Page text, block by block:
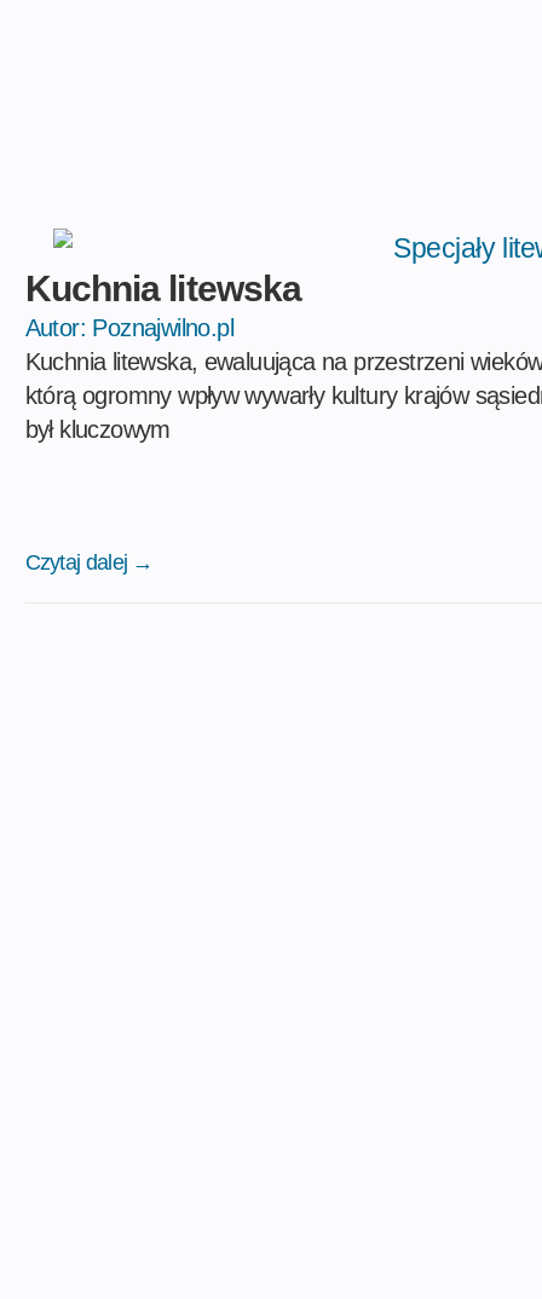
Kuchnia litewska
Autor: Poznajwilno.pl
Kuchnia litewska, ewaluująca na przestrzeni
którą ogromny wpływ wywarły kultury krajów
był kluczowym
Czytaj dalej →